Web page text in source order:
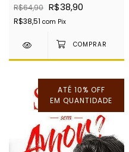
R$64,90 R$38,90
R$38,51 com Pix
ATÉ 10% OFF
EM QUANTIDADE